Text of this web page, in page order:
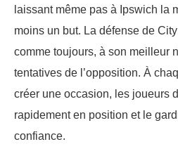
laissant même pas à Ipswich la
moins un but. La défense de
comme toujours, à son meilleur
tentatives de l’opposition. À
créer une occasion, les joueurs
rapidement en position et le
confiance.